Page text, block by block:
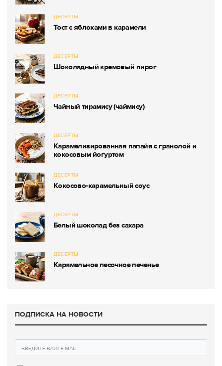
ДЕСЕРТЫ
Тост с яблоками в карамели
ДЕСЕРТЫ
Шоколадный кремовый пирог
ДЕСЕРТЫ
Чайный тирамису (чаймису)
ДЕСЕРТЫ
Карамелизированная папайя с гранолой и
кокосовым йогуртом
ДЕСЕРТЫ
Кокосово-карамельный соус
ДЕСЕРТЫ
Белый шоколад без сахара
ДЕСЕРТЫ
Карамельное песочное печенье
ПОДПИСКА НА НОВОСТИ